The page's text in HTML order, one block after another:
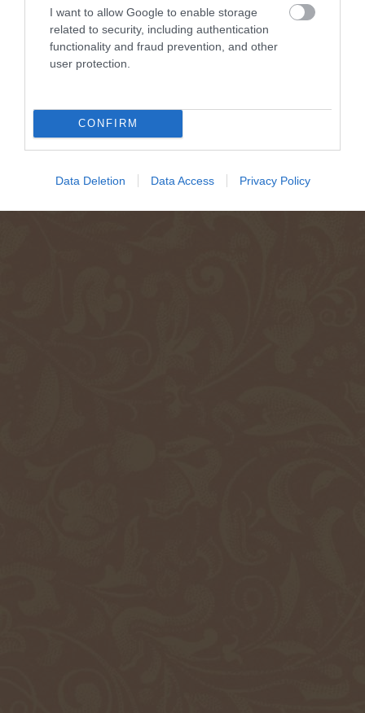
I want to allow Google to enable storage
related to security, including authentication
functionality and fraud prevention, and other
user protection.
CONFIRM
Data Deletion Data Access Privacy Policy